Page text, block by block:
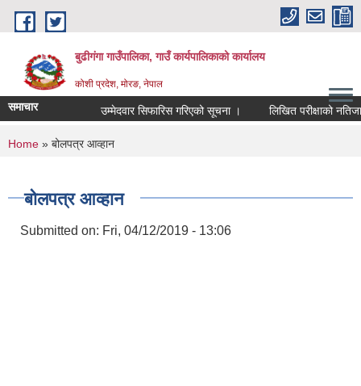
Skip to main content
बुढीगंगा गाउँपालिका, गाउँ कार्यपालिकाको कार्यालय
कोशी प्रदेश, मोरङ, नेपाल
समाचार उम्मेदवार सिफारिस गरिएको सूचना । लिखित परीक्षाको
You are here
Home » बोलपत्र आव्हान
बोलपत्र आव्हान
Submitted on: Fri, 04/12/2019 - 13:06